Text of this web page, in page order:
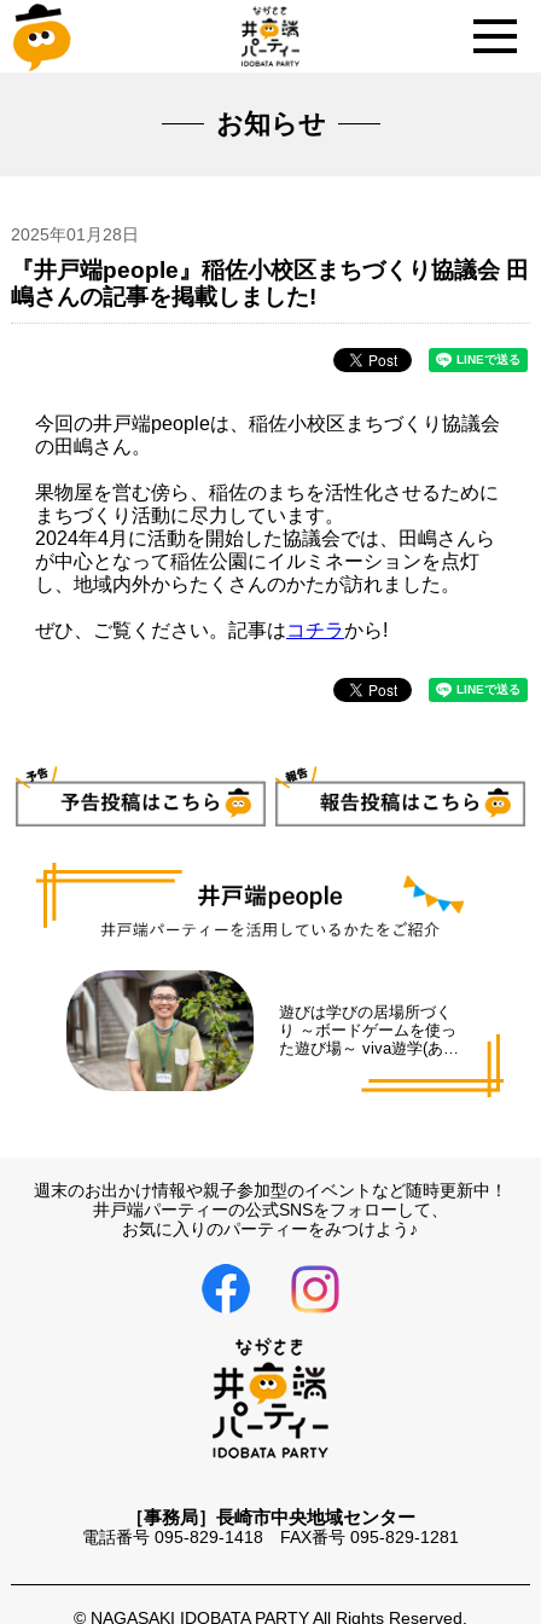
お知らせ
2025年01月28日
『井戸端people』稲佐小校区まちづくり協議会 田
嶋さんの記事を掲載しました!
今回の井戸端peopleは、稲佐小校区まちづくり協議会
の田嶋さん。
果物屋を営む傍ら、稲佐のまちを活性化させるために
まちづくり活動に尽力しています。
2024年4月に活動を開始した協議会では、田嶋さんら
が中心となって稲佐公園にイルミネーションを点灯
し、地域内外からたくさんのかたが訪れました。
ぜひ、ご覧ください。記事はコチラから!
遊びは学びの居場所づく
り ～ボードゲームを使っ
た遊び場～ viva遊学(あそ
週末のお出かけ情報や親子参加型のイベントなど随時更新中！
井戸端パーティーの公式SNSをフォローして、
お気に入りのパーティーをみつけよう♪
［事務局］長崎市中央地域センター
電話番号 095-829-1418 FAX番号 095-829-1281
© NAGASAKI IDOBATA PARTY All Rights Reserved.